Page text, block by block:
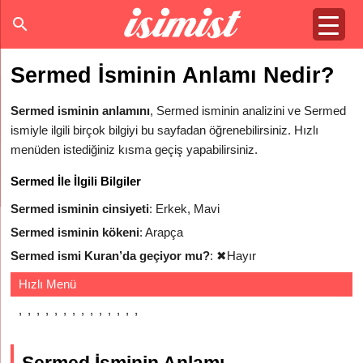
Sermed İsminin Anlamı Nedir?
Sermed isminin anlamını, Sermed isminin analizini ve Sermed
ismiyle ilgili birçok bilgiyi bu sayfadan öğrenebilirsiniz. Hızlı
menüden istediğiniz kısma geçiş yapabilirsiniz.
Sermed İle İlgili Bilgiler
Sermed isminin cinsiyeti: Erkek, Mavi
Sermed isminin kökeni: Arapça
Sermed ismi Kuran’da geçiyor mu?: ✖Hayır
Hızlı Menü